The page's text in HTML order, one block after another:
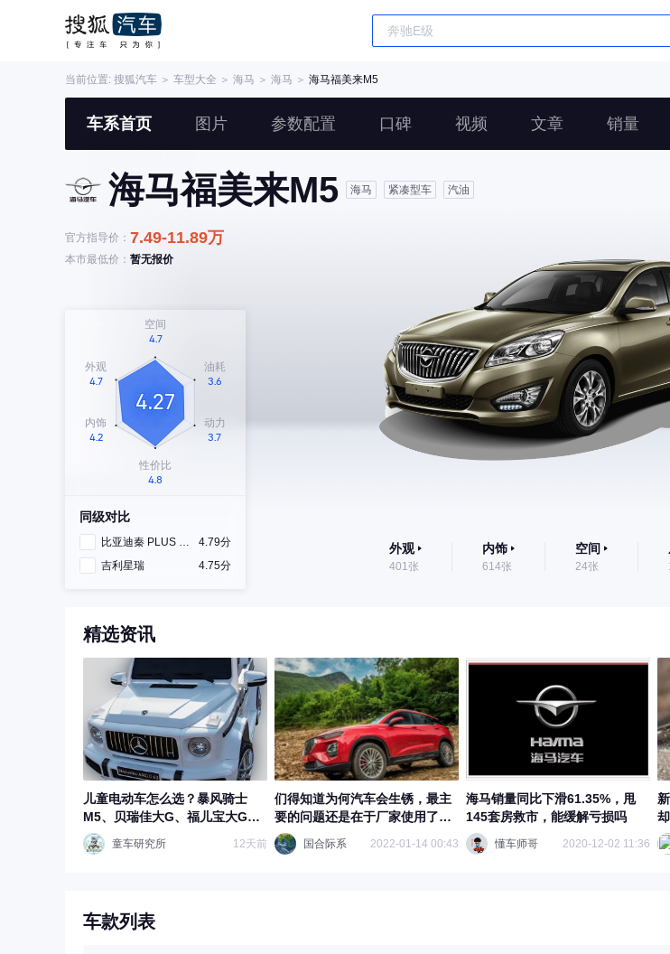
当前位置: 搜狐汽车 ＞ 车型大全 ＞ 海马 ＞ 海马 ＞ 海马福美来M5
车系首页 图片 参数配置 口碑 视频 文章 销量
海马福美来M5 海马 紧凑型车 汽油
官方指导价： 7.49-11.89万
本市最低价： 暂无报价
同级对比
比亚迪秦 PLUS DM-i
4.79分
吉利星瑞
4.75分
外观
401张
内饰
614张
空间
24张
精选资讯
儿童电动车怎么选？暴风骑士
M5、贝瑞佳大G、福儿宝大G、
星辰皓路虎真实使用对比！
童车研究所 12天前
们得知道为何汽车会生锈，最主
要的问题还是在于厂家使用了高
碳钢材料
国合际系 2022-01-14 00:43
海马销量同比下滑61.35%，甩
145套房救市，能缓解亏损吗
懂车师哥 2020-12-02 11:36
车款列表